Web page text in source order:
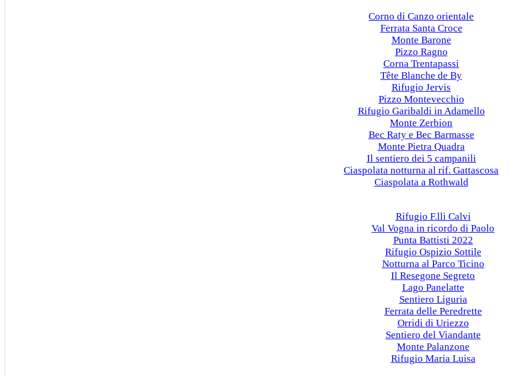
Corno di Canzo orientale
Ferrata Santa Croce
Monte Barone
Pizzo Ragno
Corna Trentapassi
Tête Blanche de By
Rifugio Jervis
Pizzo Montevecchio
Rifugio Garibaldi in Adamello
Monte Zerbion
Bec Raty e Bec Barmasse
Monte Pietra Quadra
Il sentiero dei 5 campanili
Ciaspolata notturna al rif. Gattascosa
Ciaspolata a Rothwald
Rifugio F.lli Calvi
Val Vogna in ricordo di Paolo
Punta Battisti 2022
Rifugio Ospizio Sottile
Notturna al Parco Ticino
Il Resegone Segreto
Lago Panelatte
Sentiero Liguria
Ferrata delle Peredrette
Orridi di Uriezzo
Sentiero del Viandante
Monte Palanzone
Rifugio Maria Luisa